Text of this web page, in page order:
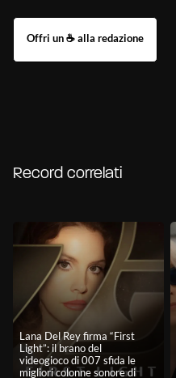
Record correlati
Lana Del Rey firma “First
Light”: il brano del
videogioco di 007 sfida le
migliori colonne sonore di